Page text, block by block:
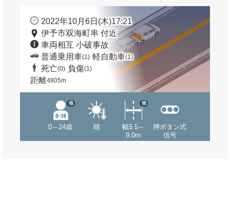
2022年10月6日(木)17:21
伊予市双海町串 付近
車両相互 小破事故
普通乗用車(1) 軽自動車(1)
死亡(0) 負傷(1)
距離4805m
0～24歳
他
晴
幅5.5～
9.0m
他
押ボタン式
信号